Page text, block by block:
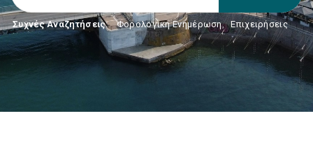
Συχνές Αναζητήσεις: Φορολογικη Ενημέρωση, Επιχειρήσεις